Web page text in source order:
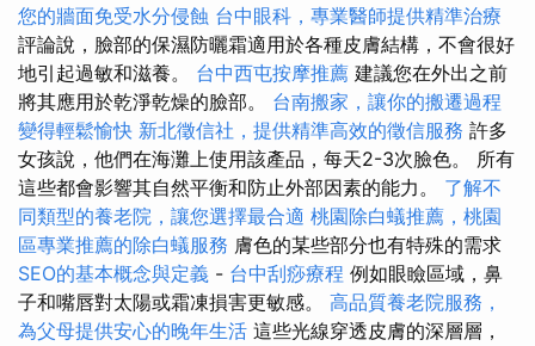
您的牆面免受水分侵蝕 台中眼科，專業醫師提供精準治療
評論說，臉部的保濕防曬霜適用於各種皮膚結構，不會很好
地引起過敏和滋養。 台中西屯按摩推薦 建議您在外出之前
將其應用於乾淨乾燥的臉部。 台南搬家，讓你的搬遷過程
變得輕鬆愉快 新北徵信社，提供精準高效的徵信服務 許多
女孩說，他們在海灘上使用該產品，每天2-3次臉色。 所有
這些都會影響其自然平衡和防止外部因素的能力。 了解不
同類型的養老院，讓您選擇最合適 桃園除白蟻推薦，桃園
區專業推薦的除白蟻服務 膚色的某些部分也有特殊的需求
SEO的基本概念與定義 - 台中刮痧療程 例如眼瞼區域，鼻
子和嘴唇對太陽或霜凍損害更敏感。 高品質養老院服務，
為父母提供安心的晚年生活 這些光線穿透皮膚的深層層，